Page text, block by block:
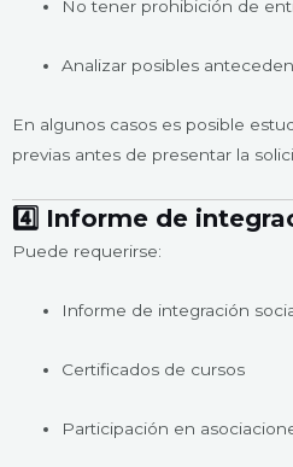
No tener prohibición de
Analizar posibles
En algunos casos es posible
previas antes de presentar la
4️⃣ Informe de
Puede requerirse:
Informe de integración
Certificados de cursos
Participación en